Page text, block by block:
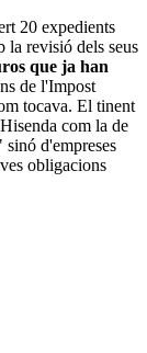
20 expedients
la revisió dels seus
que ja han
de l'Impost
tocava. El tinent
com la de
d'empreses
obligacions